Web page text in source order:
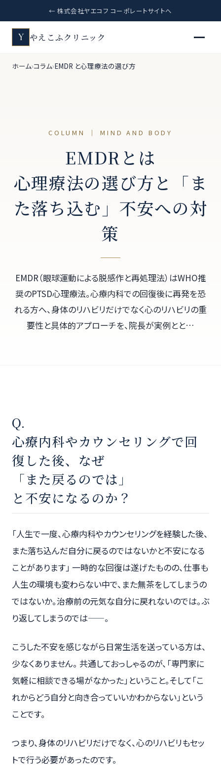
← 株式会社ヤエコフ コーポレートサイトへ
Y やえこふクリニック
ホーム コラム EMDR と心理療法の選び方
COLUMN ｜ MIND AND BODY
EMDRとは
心理療法の選び方と「ま
た落ち込む」不安への対
策
EMDR（眼球運動による脱感作と再処理法）はWHO推
奨のPTSD心理療法。心療内科での回復後に再発を恐
れる方へ、身体のリハビリだけでなく心のリハビリの重
要性と具体的アプローチを、院長が実例とと…
Q.
心療内科やカウンセリングで回
復した後、なぜ
「また戻るのでは」
と不安になるのか？
「人生で一度、心療内科やカウンセリングを経験した後、
また落ち込んだ自分に戻るのではないかと不安になる
ことがあります」 一時的な回復は遂げたものの、仕事も
人生の環境も変わらない中で、また無茶をしてしまうの
ではないか。治療前の元気な自分に戻れないのでは。ぶ
り返してしまうのでは——。
こうした不安を感じながら日常生活を送っている方は、
少なくありません。 共通しておっしゃるのが、「専門家に
気軽に相談できる場がなかった」ということ。そして「こ
れからどう自分と向き合っていいかわからない」という
ことです。
つまり、身体のリハビリだけでなく、心のリハビリもセッ
トで行う必要があったのです。